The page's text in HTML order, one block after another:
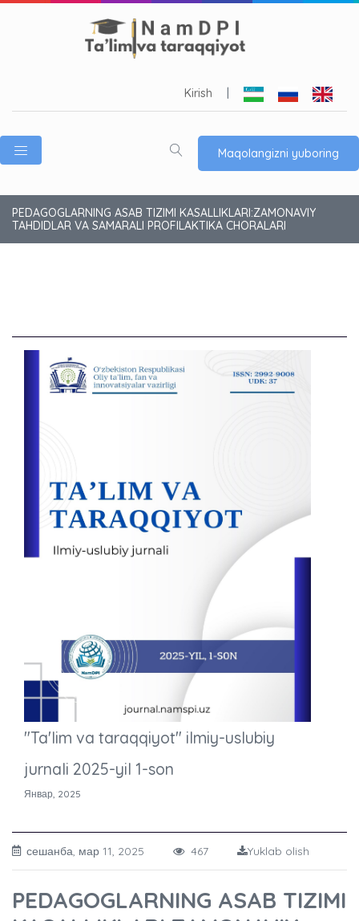
Kirish
Maqolangizni yuboring
PEDAGOGLARNING ASAB TIZIMI KASALLIKLARI:ZAMONAVIY
TAHDIDLAR VA SAMARALI PROFILAKTIKA CHORALARI
"Ta'lim va taraqqiyot" ilmiy-uslubiy
jurnali 2025-yil 1-son
Январ, 2025
сешанба, мар 11, 2025 467 Yuklab olish
PEDAGOGLARNING ASAB TIZIMI